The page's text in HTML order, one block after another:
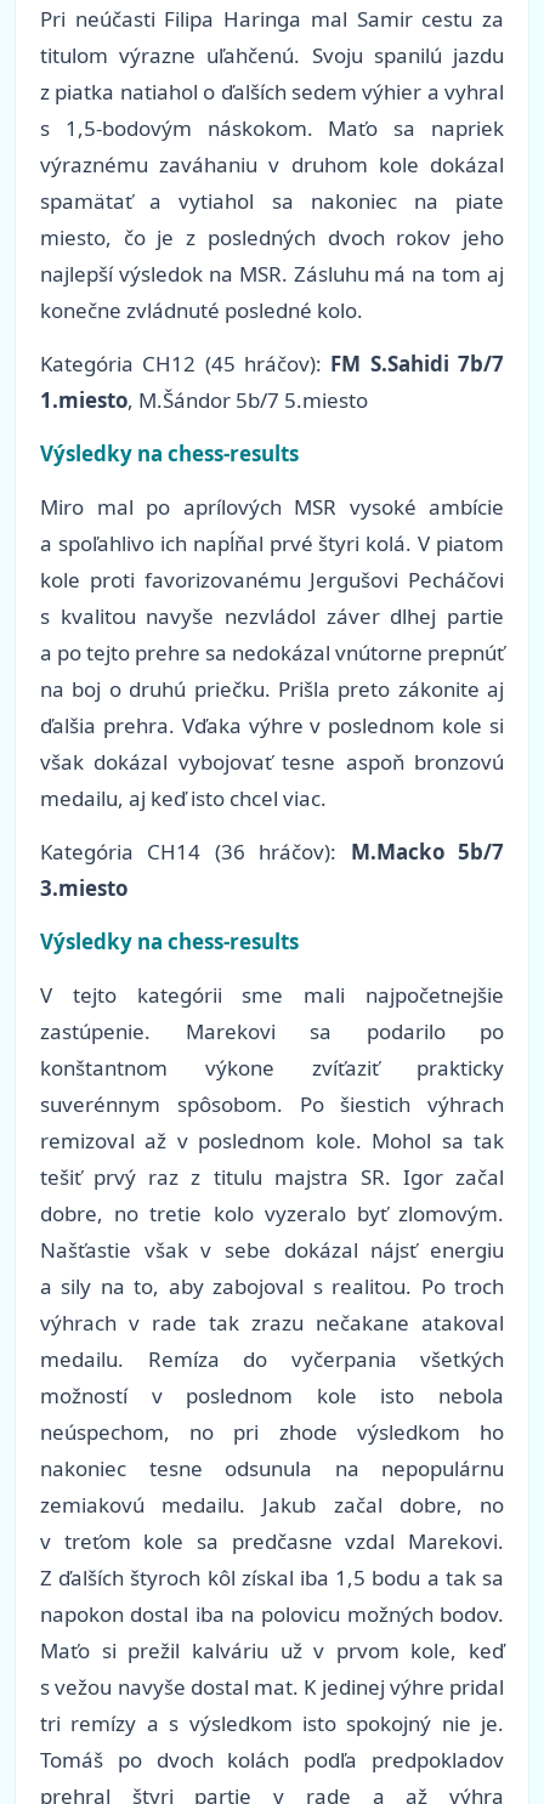
Pri neúčasti Filipa Haringa mal Samir cestu za
titulom výrazne uľahčenú. Svoju spanilú jazdu
z piatka natiahol o ďalších sedem výhier a vyhral
s 1,5-bodovým náskokom. Maťo sa napriek
výraznému zaváhaniu v druhom kole dokázal
spamätať a vytiahol sa nakoniec na piate
miesto, čo je z posledných dvoch rokov jeho
najlepší výsledok na MSR. Zásluhu má na tom aj
konečne zvládnuté posledné kolo.
Kategória CH12 (45 hráčov): FM S.Sahidi 7b/7
1.miesto, M.Šándor 5b/7 5.miesto
Výsledky na chess-results
Miro mal po aprílových MSR vysoké ambície
a spoľahlivo ich napĺňal prvé štyri kolá. V piatom
kole proti favorizovanému Jergušovi Pecháčovi
s kvalitou navyše nezvládol záver dlhej partie
a po tejto prehre sa nedokázal vnútorne prepnúť
na boj o druhú priečku. Prišla preto zákonite aj
ďalšia prehra. Vďaka výhre v poslednom kole si
však dokázal vybojovať tesne aspoň bronzovú
medailu, aj keď isto chcel viac.
Kategória CH14 (36 hráčov): M.Macko 5b/7
3.miesto
Výsledky na chess-results
V tejto kategórii sme mali najpočetnejšie
zastúpenie. Marekovi sa podarilo po
konštantnom výkone zvíťaziť prakticky
suverénnym spôsobom. Po šiestich výhrach
remizoval až v poslednom kole. Mohol sa tak
tešiť prvý raz z titulu majstra SR. Igor začal
dobre, no tretie kolo vyzeralo byť zlomovým.
Našťastie však v sebe dokázal nájsť energiu
a sily na to, aby zabojoval s realitou. Po troch
výhrach v rade tak zrazu nečakane atakoval
medailu. Remíza do vyčerpania všetkých
možností v poslednom kole isto nebola
neúspechom, no pri zhode výsledkom ho
nakoniec tesne odsunula na nepopulárnu
zemiakovú medailu. Jakub začal dobre, no
v treťom kole sa predčasne vzdal Marekovi.
Z ďalších štyroch kôl získal iba 1,5 bodu a tak sa
napokon dostal iba na polovicu možných bodov.
Maťo si prežil kalváriu už v prvom kole, keď
s vežou navyše dostal mat. K jedinej výhre pridal
tri remízy a s výsledkom isto spokojný nie je.
Tomáš po dvoch kolách podľa predpokladov
prehral štyri partie v rade a až výhra